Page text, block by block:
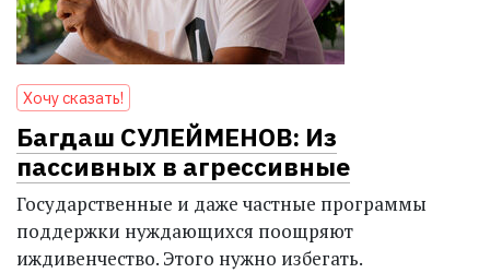
Хочу сказать!
Багдаш СУЛЕЙМЕНОВ: Из
пассивных в агрессивные
Государственные и даже частные программы
поддерж­ки нуждающихся поощряют
иждивенчество. Этого нужно избегать.